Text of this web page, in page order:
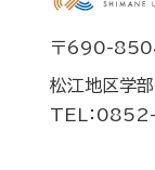
〒690-
松江地区学
TEL：